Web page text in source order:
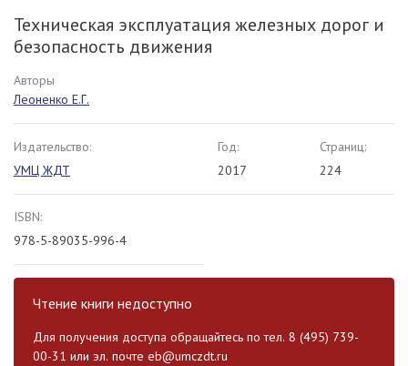
Техническая эксплуатация железных дорог и
безопасность движения
Авторы
Леоненко Е.Г.
Издательство:
УМЦ ЖДТ
Год:
2017
Страниц:
224
ISBN:
978-5-89035-996-4
Чтение книги недоступно
Для получения доступа обращайтесь по тел. 8 (495) 739-
00-31 или эл. почте eb@umczdt.ru